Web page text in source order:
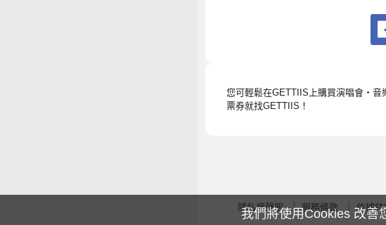
我們將使用Cookies 改善
您可輕鬆在GETTIIS上購買演唱會・
票券就找GETTIIS！
隱私權聲明 服務條款 依據特